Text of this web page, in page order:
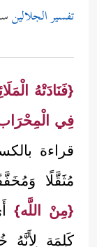
تفسير الجلالين
{فَنَادَتْهُ
فِي
قراءة
مُثَقَّلًا
{مِنْ اللَّه}
كَلِمَة